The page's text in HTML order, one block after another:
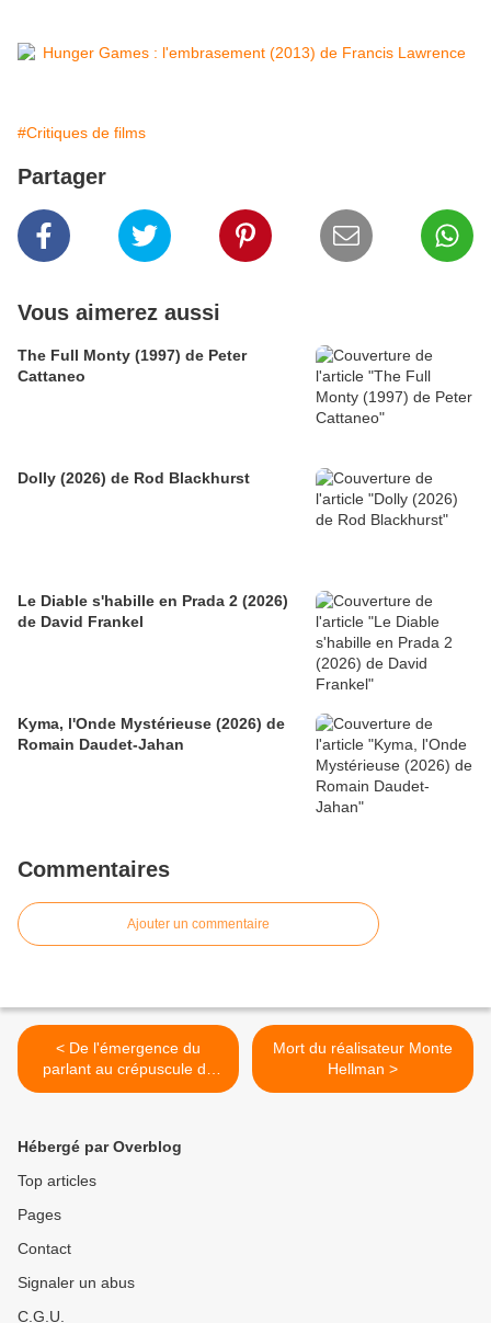
#Critiques de films
Partager
Vous aimerez aussi
The Full Monty (1997) de Peter
Cattaneo
Dolly (2026) de Rod Blackhurst
Le Diable s'habille en Prada 2 (2026)
de David Frankel
Kyma, l'Onde Mystérieuse (2026) de
Romain Daudet-Jahan
Commentaires
Ajouter un commentaire
< De l'émergence du
parlant au crépuscule du
siècle : Sylvia Sidney
Mort du réalisateur Monte
Hellman >
Hébergé par Overblog
Top articles
Pages
Contact
Signaler un abus
C.G.U.